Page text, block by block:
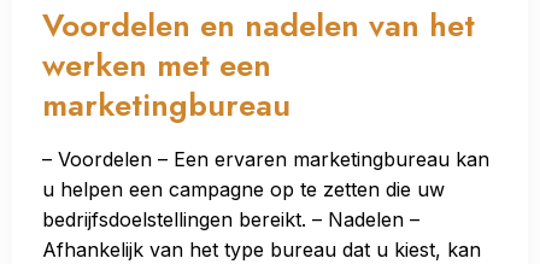
Voordelen en nadelen van het
werken met een
marketingbureau
– Voordelen – Een ervaren marketingbureau kan
u helpen een campagne op te zetten die uw
bedrijfsdoelstellingen bereikt. – Nadelen –
Afhankelijk van het type bureau dat u kiest, kan